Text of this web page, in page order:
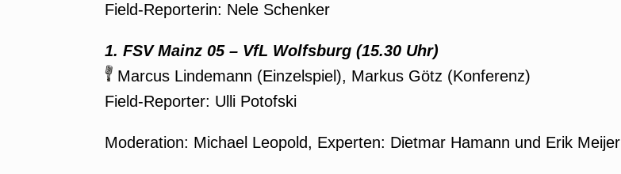
Field-Reporterin: Nele Schenker
1. FSV Mainz 05 – VfL Wolfsburg (15.30 Uhr)
Marcus Lindemann (Einzelspiel), Markus Götz (Konferenz)
Field-Reporter: Ulli Potofski
Moderation: Michael Leopold, Experten: Dietmar Hamann und Erik Meijer